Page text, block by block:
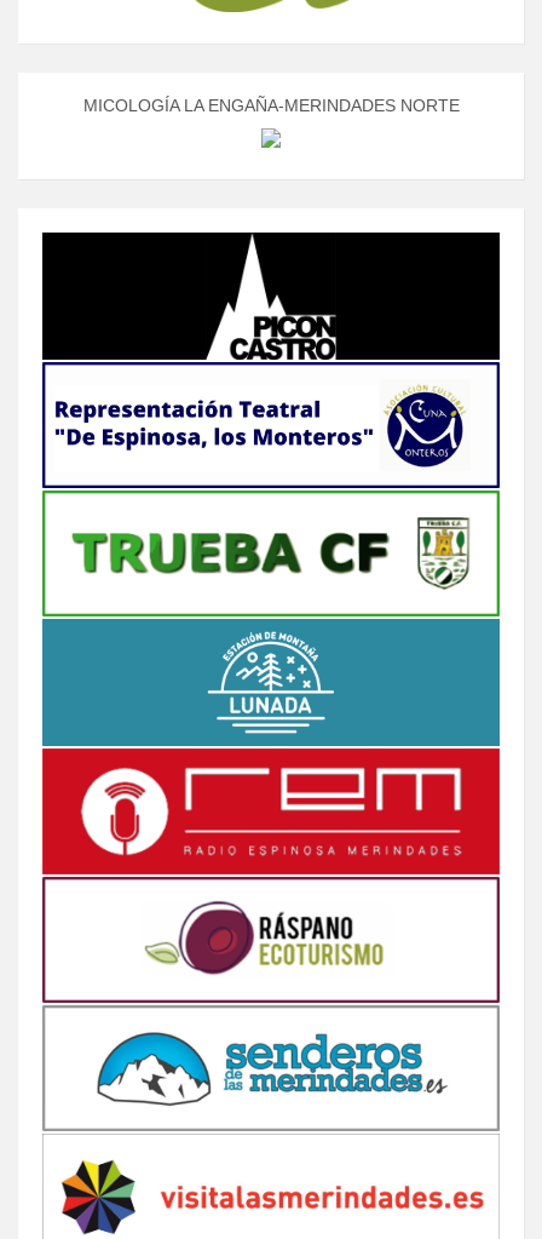
MICOLOGÍA LA ENGAÑA-MERINDADES NORTE